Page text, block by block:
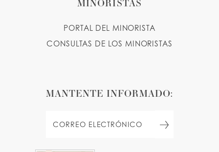
MINORISTAS
PORTAL DEL MINORISTA
CONSULTAS DE LOS MINORISTAS
MANTENTE INFORMADO: